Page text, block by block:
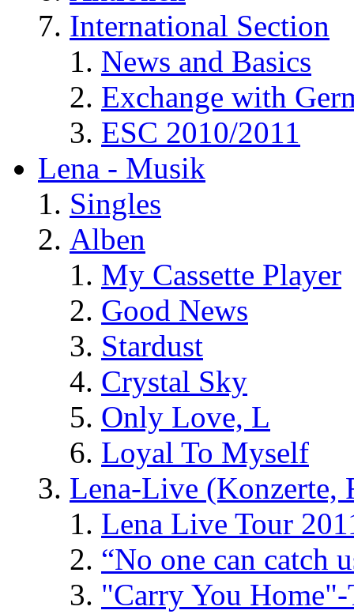
International Section
News and Basics
Exchange with
ESC 2010/2011
Lena - Musik
Singles
Alben
My Cassette Player
Good News
Stardust
Crystal Sky
Only Love, L
Loyal To Myself
Lena-Live (Konzerte,
Lena Live Tour
“No one can catch
"Carry You